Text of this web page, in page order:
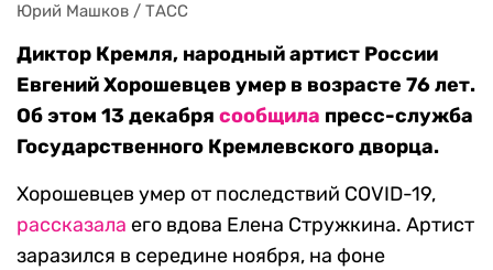
Юрий Машков / ТАСС
Диктор Кремля, народный артист России
Евгений Хорошевцев умер в возрасте 76 лет.
Об этом 13 декабря сообщила пресс-служба
Государственного Кремлевского дворца.
Хорошевцев умер от последствий COVID-19,
рассказала его вдова Елена Стружкина. Артист
заразился в середине ноября, на фоне